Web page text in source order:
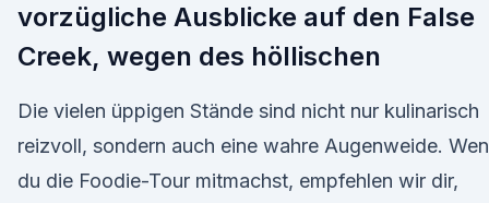
vorzügliche Ausblicke auf den False
Creek, wegen des höllischen
Die vielen üppigen Stände sind nicht nur kulinarisch
reizvoll, sondern auch eine wahre Augenweide.
du die Foodie-Tour mitmachst, empfehlen wir dir,